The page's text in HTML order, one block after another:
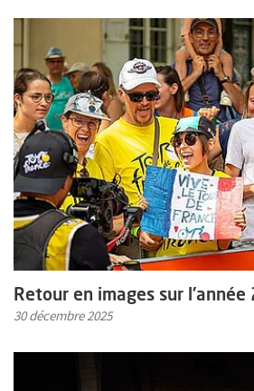
Retour en images sur l'année
30 décembre 2025
En savoir plus sur l'actualité Retour en